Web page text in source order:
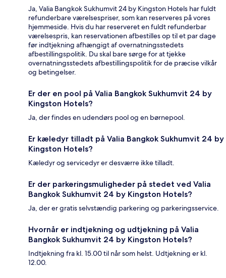
Ja, Valia Bangkok Sukhumvit 24 by Kingston Hotels har fuldt
refunderbare værelsespriser, som kan reserveres på vores
hjemmeside. Hvis du har reserveret en fuldt refunderbar
værelsespris, kan reservationen afbestilles op til et par dage
før indtjekning afhængigt af overnatningsstedets
afbestillingspolitik. Du skal bare sørge for at tjekke
overnatningsstedets afbestillingspolitik for de præcise vilkår
og betingelser.
Er der en pool på Valia Bangkok Sukhumvit 24 by
Kingston Hotels?
Ja, der findes en udendørs pool og en børnepool.
Er kæledyr tilladt på Valia Bangkok Sukhumvit 24 by
Kingston Hotels?
Kæledyr og servicedyr er desværre ikke tilladt.
Er der parkeringsmuligheder på stedet ved Valia
Bangkok Sukhumvit 24 by Kingston Hotels?
Ja, der er gratis selvstændig parkering og parkeringsservice.
Hvornår er indtjekning og udtjekning på Valia
Bangkok Sukhumvit 24 by Kingston Hotels?
Indtjekning fra kl. 15.00 til når som helst. Udtjekning er kl.
12.00.